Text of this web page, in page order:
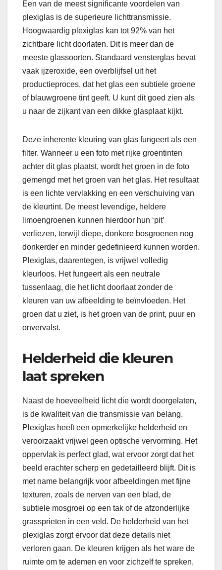
Een van de meest significante voordelen van
plexiglas is de superieure lichttransmissie.
Hoogwaardig plexiglas kan tot 92% van het
zichtbare licht doorlaten. Dit is meer dan de
meeste glassoorten. Standaard vensterglas bevat
vaak ijzeroxide, een overblijfsel uit het
productieproces, dat het glas een subtiele groene
of blauwgroene tint geeft. U kunt dit goed zien als
u naar de zijkant van een dikke glasplaat kijkt.
Deze inherente kleuring van glas fungeert als een
filter. Wanneer u een foto met rijke groentinten
achter dit glas plaatst, wordt het groen in de foto
gemengd met het groen van het glas. Het resultaat
is een lichte vervlakking en een verschuiving van
de kleurtint. De meest levendige, heldere
limoengroenen kunnen hierdoor hun ‘pit’
verliezen, terwijl diepe, donkere bosgroenen nog
donkerder en minder gedefinieerd kunnen worden.
Plexiglas, daarentegen, is vrijwel volledig
kleurloos. Het fungeert als een neutrale
tussenlaag, die het licht doorlaat zonder de
kleuren van uw afbeelding te beïnvloeden. Het
groen dat u ziet, is het groen van de print, puur en
onvervalst.
Helderheid die kleuren
laat spreken
Naast de hoeveelheid licht die wordt doorgelaten,
is de kwaliteit van die transmissie van belang.
Plexiglas heeft een opmerkelijke helderheid en
veroorzaakt vrijwel geen optische vervorming. Het
oppervlak is perfect glad, wat ervoor zorgt dat het
beeld erachter scherp en gedetailleerd blijft. Dit is
met name belangrijk voor afbeeldingen met fijne
texturen, zoals de nerven van een blad, de
subtiele mosgroei op een tak of de afzonderlijke
grassprieten in een veld. De helderheid van het
plexiglas zorgt ervoor dat deze details niet
verloren gaan. De kleuren krijgen als het ware de
ruimte om te ademen en voor zichzelf te spreken,